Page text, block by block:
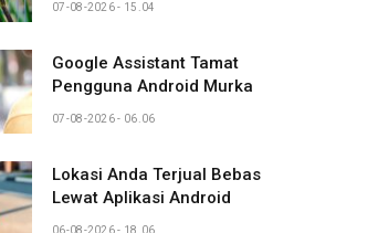
07-08-2026 - 15.04
Google Assistant Tamat
Pengguna Android Murka
07-08-2026 - 06.06
Lokasi Anda Terjual Bebas
Lewat Aplikasi Android
06-08-2026 - 18.06